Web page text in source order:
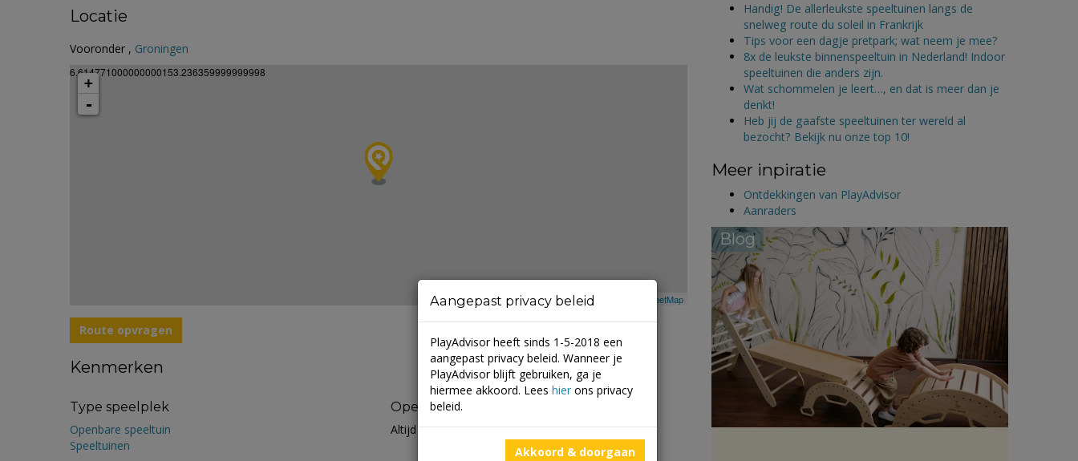
Locatie
Vooronder , Groningen
6.614771000000000153.236359999999998
+
-
Leaflet| ©Mapbox OpenStreetMap
Route opvragen
Kenmerken
Type speelplek
Openbare speeltuin
Speeltuinen
Openingstijden
Altijd open
Handig! De allerleukste speeltuinen langs de
snelweg route du soleil in Frankrijk
Tips voor een dagje pretpark; wat neem je mee?
8x de leukste binnenspeeltuin in Nederland! Indoor
speeltuinen die anders zijn.
Wat schommelen je leert…, en dat is meer dan je
denkt!
Heb jij de gaafste speeltuinen ter wereld al
bezocht? Bekijk nu onze top 10!
Meer inpiratie
Ontdekkingen van PlayAdvisor
Aanraders
Blog
Aangepast privacy beleid
PlayAdvisor heeft sinds 1-5-2018 een
aangepast privacy beleid. Wanneer je
PlayAdvisor blijft gebruiken, ga je
hiermee akkoord. Lees hier ons privacy
beleid.
Akkoord & doorgaan